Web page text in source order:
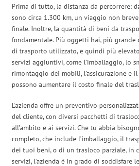
Prima di tutto, la distanza da percorrere:
sono circa 1.300 km, un viaggio non
finale. Inoltre, la quantità di beni da
fondamentale. Più oggetti hai, più grande
di trasporto utilizzato, e quindi più
servizi aggiuntivi, come l’imballaggio, lo
rimontaggio dei mobili, l’assicurazione e
possono aumentare il costo finale del
L’azienda offre un preventivo
del cliente, con diversi pacchetti di
all’ambito e ai servizi. Che tu abbia
completo, che include l’imballaggio, il
dei tuoi beni, o di un trasloco parziale, in
servizi, l’azienda è in grado di soddisfare